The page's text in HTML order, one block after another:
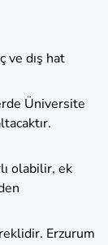
ve dış hat
Üniversite
olabilir, ek
Erzurum